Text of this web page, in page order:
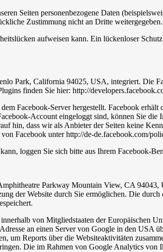
Seiten personenbezogene Daten
Zustimmung nicht an Dritte weitergegeben.
aufweisen kann. Ein lückenloser
Park, California 94025, USA, integriert. Die
finden Sie hier: http://
Facebook-Server hergestellt. Facebook
Account eingeloggt sind, können Sie die
hin, dass wir als Anbieter der Seiten keine
Facebook unter http://de-de.facebook.com/
loggen Sie sich bitte aus Ihrem Facebook-
Parkway Mountain View, CA
der Website durch Sie ermöglichen. Die
von Mitgliedstaaten der Europäischen
an einen Server von Google in den USA
um Reports über die Websiteaktivitäten
Die im Rahmen von Google Analytics